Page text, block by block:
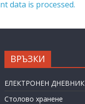
data is processed.
ВРЪЗКИ
ЕЛЕКТРОНЕН ДНЕВНИК
Столово хранене